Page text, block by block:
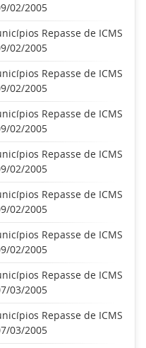
02/2005
Repasse de ICMS
02/2005
Repasse de ICMS
02/2005
Repasse de ICMS
02/2005
Repasse de ICMS
02/2005
Repasse de ICMS
02/2005
Repasse de ICMS
02/2005
Repasse de ICMS
03/2005
Repasse de ICMS
03/2005